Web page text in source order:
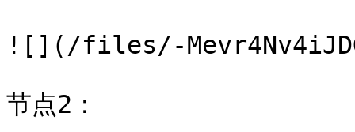
![](/files/-
节点2：